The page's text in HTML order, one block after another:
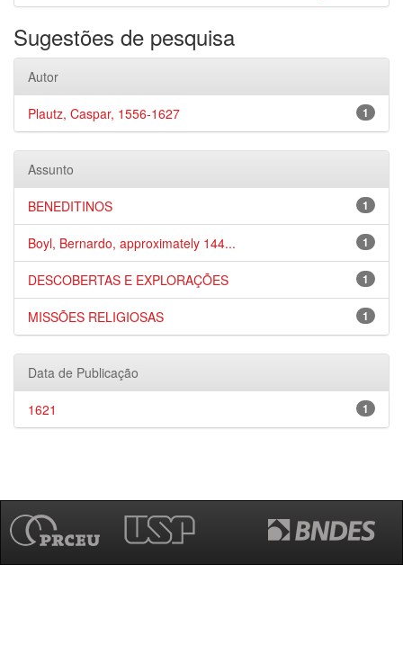
Sugestões de pesquisa
Autor
1
Plautz, Caspar, 1556-1627
Assunto
1
BENEDITINOS
1
Boyl, Bernardo, approximately 144...
1
DESCOBERTAS E EXPLORAÇÕES
1
MISSÕES RELIGIOSAS
Data de Publicação
1
1621